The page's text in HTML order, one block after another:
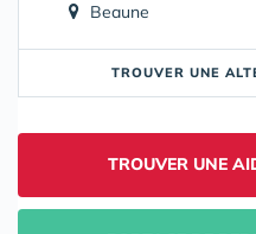
Beaune
TROUVER UNE
TROUVER UNE